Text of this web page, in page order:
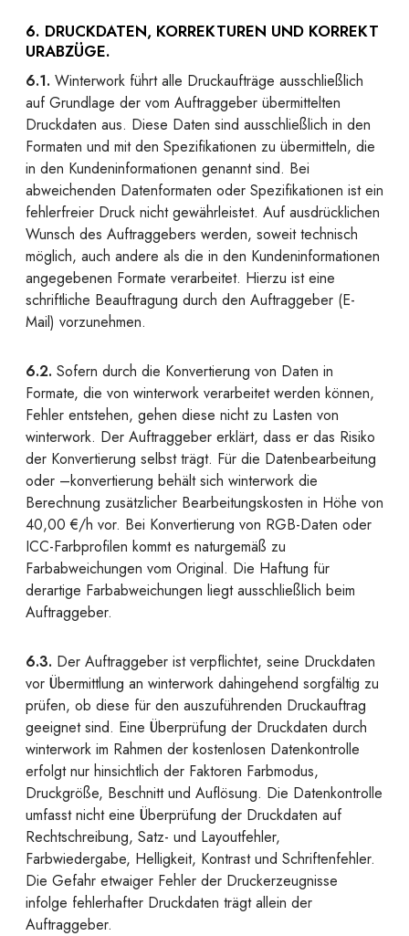
6. DRUCKDATEN, KORREKTUREN UND KORREKT
URABZÜGE.
6.1. Winterwork führt alle Druckaufträge ausschließlich
auf Grundlage der vom Auftraggeber übermittelten
Druckdaten aus. Diese Daten sind ausschließlich in den
Formaten und mit den Spezifikationen zu übermitteln, die
in den Kundeninformationen genannt sind. Bei
abweichenden Datenformaten oder Spezifikationen ist ein
fehlerfreier Druck nicht gewährleistet. Auf ausdrücklichen
Wunsch des Auftraggebers werden, soweit technisch
möglich, auch andere als die in den Kundeninformationen
angegebenen Formate verarbeitet. Hierzu ist eine
schriftliche Beauftragung durch den Auftraggeber (E-
Mail) vorzunehmen.
6.2. Sofern durch die Konvertierung von Daten in
Formate, die von winterwork verarbeitet werden können,
Fehler entstehen, gehen diese nicht zu Lasten von
winterwork. Der Auftraggeber erklärt, dass er das Risiko
der Konvertierung selbst trägt. Für die Datenbearbeitung
oder –konvertierung behält sich winterwork die
Berechnung zusätzlicher Bearbeitungskosten in Höhe von
40,00 €/h vor. Bei Konvertierung von RGB-Daten oder
ICC-Farbprofilen kommt es naturgemäß zu
Farbabweichungen vom Original. Die Haftung für
derartige Farbabweichungen liegt ausschließlich beim
Auftraggeber.
6.3. Der Auftraggeber ist verpflichtet, seine Druckdaten
vor Übermittlung an winterwork dahingehend sorgfältig zu
prüfen, ob diese für den auszuführenden Druckauftrag
geeignet sind. Eine Überprüfung der Druckdaten durch
winterwork im Rahmen der kostenlosen Datenkontrolle
erfolgt nur hinsichtlich der Faktoren Farbmodus,
Druckgröße, Beschnitt und Auflösung. Die Datenkontrolle
umfasst nicht eine Überprüfung der Druckdaten auf
Rechtschreibung, Satz- und Layoutfehler,
Farbwiedergabe, Helligkeit, Kontrast und Schriftenfehler.
Die Gefahr etwaiger Fehler der Druckerzeugnisse
infolge fehlerhafter Druckdaten trägt allein der
Auftraggeber.